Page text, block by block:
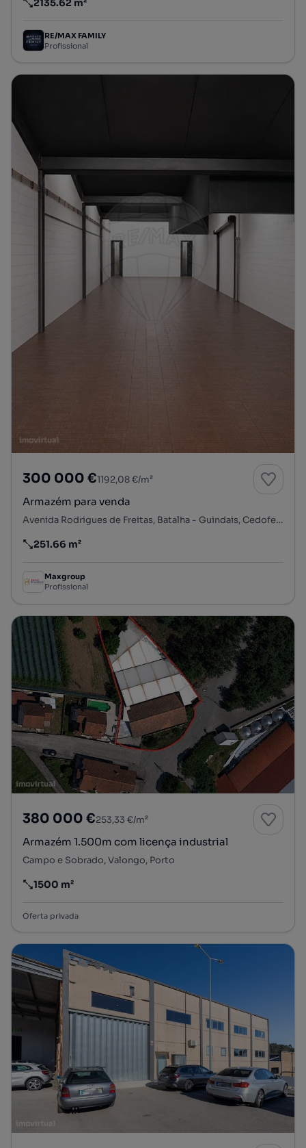
Preço por metro quadrado
2135.62 m²
RE/MAX FAMILY
Profissional
300 000 €1192,08 €/m²
Armazém para venda
Avenida Rodrigues de Freitas, Batalha - Guindais, Cedofeita, Ildefonso, Sé, Miragaia, Nicolau, Vitória, Porto, Porto
Preço por metro quadrado
251.66 m²
Maxgroup
Profissional
380 000 €253,33 €/m²
Armazém 1.500m com licença industrial
Campo e Sobrado, Valongo, Porto
Preço por metro quadrado
1500 m²
Oferta privada